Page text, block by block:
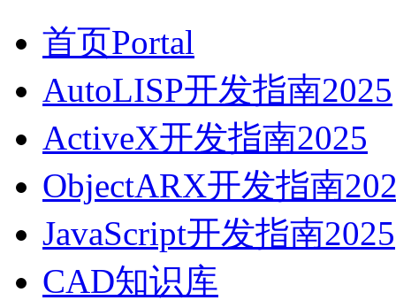
首页Portal
AutoLISP开发指南2025
ActiveX开发指南2025
ObjectARX开发指南
JavaScript开发指南2025
CAD知识库